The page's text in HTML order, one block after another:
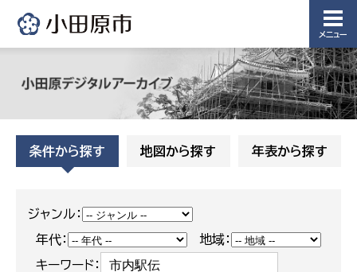
メニュー
下水道整
備課
浄水管理
課
員会事
務局
会事務局
議会総務
条件から探す 地図から探す 年表から探す
ジャンル：
年代：
地域：
キーワード：